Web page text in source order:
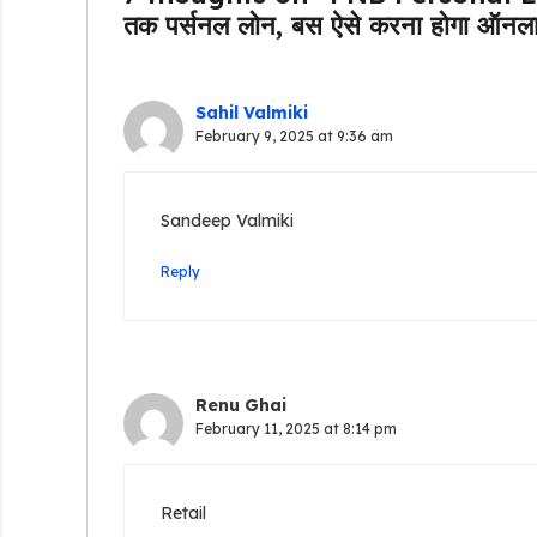
तक पर्सनल लोन, बस ऐसे करना होगा
Sahil Valmiki
February 9, 2025 at 9:36 am
Sandeep Valmiki
Reply
Renu Ghai
February 11, 2025 at 8:14 pm
Retail